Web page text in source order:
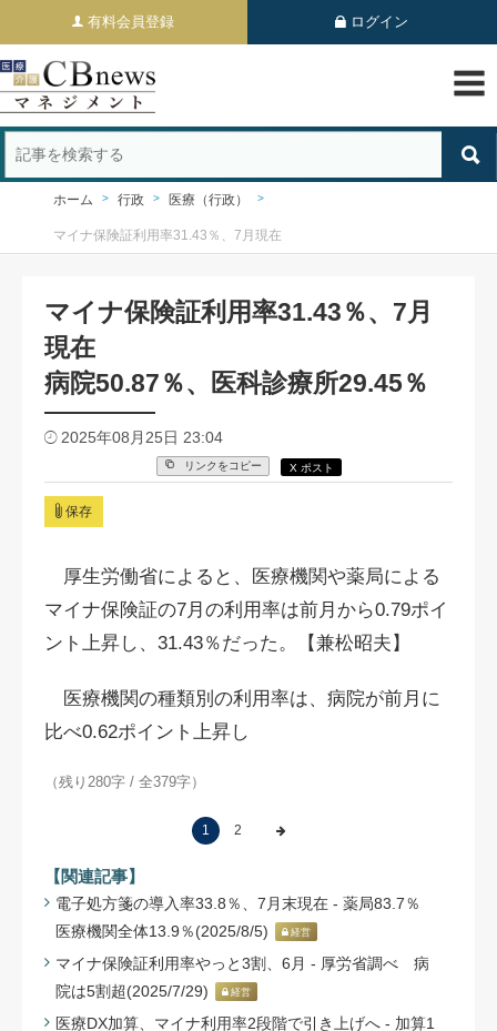
有料会員登録 ログイン
ホーム 行政 医療（行政）
マイナ保険証利用率31.43％、7月現在
マイナ保険証利用率31.43％、7月
現在
病院50.87％、医科診療所29.45％
2025年08月25日 23:04
リンクをコピー X ポスト
保存
厚生労働省によると、医療機関や薬局による
マイナ保険証の7月の利用率は前月から0.79ポイ
ント上昇し、31.43％だった。【兼松昭夫】
医療機関の種類別の利用率は、病院が前月に
比べ0.62ポイント上昇し
（残り280字 / 全379字）
1 2
【関連記事】
電子処方箋の導入率33.8％、7月末現在 - 薬局83.7％
医療機関全体13.9％(2025/8/5)
経営
マイナ保険証利用率やっと3割、6月 - 厚労省調べ 病
院は5割超(2025/7/29)
経営
医療DX加算、マイナ利用率2段階で引き上げへ - 加算1